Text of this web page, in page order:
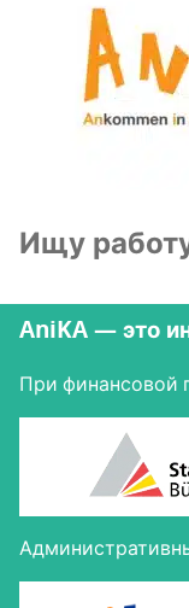
Ищу
AniKA — это
При финансовой